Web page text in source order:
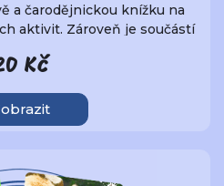
a čarodějnickou knížku na
aktivit. Zároveň je součástí
Kč